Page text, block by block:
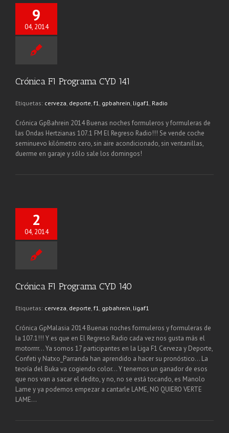
9
04, 2014
Crónica F1 Programa CYD 141
Etiquetas: cerveza deporte f1 gpbahrein ligaf1 Radio
Crónica GpBahrein 2014 Buenas noches formuleros y formuleras de
las Ondas Hertzianas 107.1 FM El Regreso Radio!!! Se vende coche
seminuevo kilómetro cero, sin aire acondicionado, sin ventanillas,
duerme en garaje y sólo sale los domingos!
2
04, 2014
Crónica F1 Programa CYD 140
Etiquetas: cerveza deporte f1 gpbahrein ligaf1
Crónica GpMalasia 2014 Buenas noches formuleros y formuleras de
la 107.1!!! Y es que en El Regreso Radio cada vez nos gusta más el
motorrrr… Ya somos 17 participantes en la Liga F1 Cerveza y Deporte,
Confeti y Natxo_Parranda han aprendido a hacer su pronóstico… La
teoría del Buka va cogiendo color… Y tenemos un ganador de esos
que nos van a sacar el dedito, y no, no se está tocando, es Manolo
Lame y ya podemos empezar a cantarle LAME, NO QUIERO VERTE
LAME…